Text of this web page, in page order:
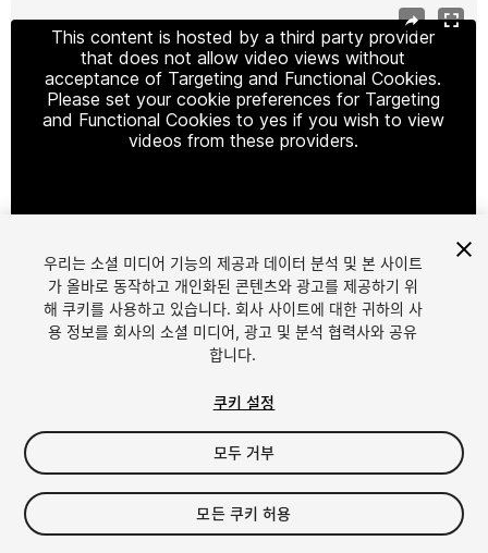
This content is hosted by a third party provider
that does not allow video views without
acceptance of Targeting and Functional Cookies.
Please set your cookie preferences for Targeting
and Functional Cookies to yes if you wish to view
videos from these providers.
1/21
$29.99
세금/부가세는 결제 시 반영됩니다.
우리는 소셜 미디어 기능의 제공과 데이터 분석 및 본 사이트
가 올바로 동작하고 개인화된 콘텐츠와 광고를 제공하기 위
해 쿠키를 사용하고 있습니다. 회사 사이트에 대한 귀하의 사
용 정보를 회사의 소셜 미디어, 광고 및 분석 협력사와 공유
합니다.
쿠키 설정
모두 거부
모든 쿠키 허용